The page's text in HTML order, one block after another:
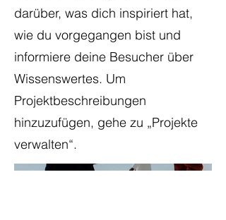
darüber, was dich inspiriert hat,
wie du vorgegangen bist und
informiere deine Besucher über
Wissenswertes. Um
Projektbeschreibungen
hinzuzufügen, gehe zu „Projekte
verwalten“.